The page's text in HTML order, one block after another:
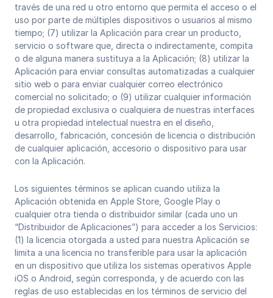
través de una red u otro entorno que permita el acceso o el
uso por parte de múltiples dispositivos o usuarios al mismo
tiempo; (7) utilizar la Aplicación para crear un producto,
servicio o software que, directa o indirectamente, compita
o de alguna manera sustituya a la Aplicación; (8) utilizar la
Aplicación para enviar consultas automatizadas a cualquier
sitio web o para enviar cualquier correo electrónico
comercial no solicitado; o (9) utilizar cualquier información
de propiedad exclusiva o cualquiera de nuestras interfaces
u otra propiedad intelectual nuestra en el diseño,
desarrollo, fabricación, concesión de licencia o distribución
de cualquier aplicación, accesorio o dispositivo para usar
con la Aplicación.
Los siguientes términos se aplican cuando utiliza la
Aplicación obtenida en Apple Store, Google Play o
cualquier otra tienda o distribuidor similar (cada uno un
“Distribuidor de Aplicaciones”) para acceder a los Servicios:
(1) la licencia otorgada a usted para nuestra Aplicación se
limita a una licencia no transferible para usar la aplicación
en un dispositivo que utiliza los sistemas operativos Apple
iOS o Android, según corresponda, y de acuerdo con las
reglas de uso establecidas en los términos de servicio del